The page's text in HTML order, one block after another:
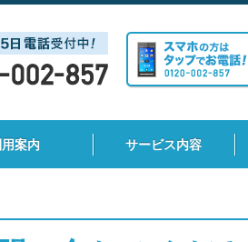
案内 サービス内容